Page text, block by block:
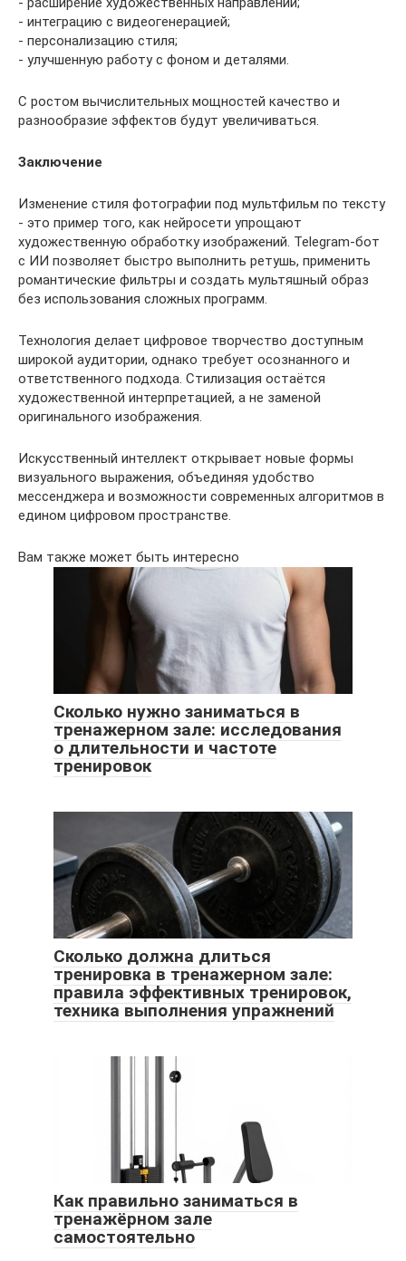
- интеграцию с видеогенерацией;
- персонализацию стиля;
- улучшенную работу с фоном и деталями.
С ростом вычислительных мощностей качество и
разнообразие эффектов будут увеличиваться.
Заключение
Изменение стиля фотографии под мультфильм по тексту
- это пример того, как нейросети упрощают
художественную обработку изображений. Telegram-бот
с ИИ позволяет быстро выполнить ретушь, применить
романтические фильтры и создать мультяшный образ
без использования сложных программ.
Технология делает цифровое творчество доступным
широкой аудитории, однако требует осознанного и
ответственного подхода. Стилизация остаётся
художественной интерпретацией, а не заменой
оригинального изображения.
Искусственный интеллект открывает новые формы
визуального выражения, объединяя удобство
мессенджера и возможности современных алгоритмов в
едином цифровом пространстве.
Вам также может быть интересно
Сколько нужно заниматься в
тренажерном зале: исследования
о длительности и частоте
тренировок
Сколько должна длиться
тренировка в тренажерном зале:
правила эффективных тренировок,
техника выполнения упражнений
Как правильно заниматься в
тренажёрном зале
самостоятельно